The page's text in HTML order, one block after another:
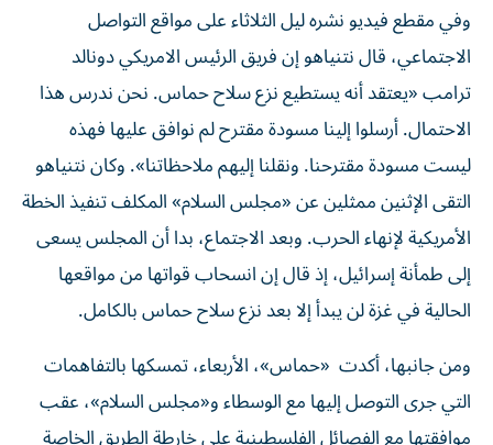
وفي مقطع فيديو نشره ليل الثلاثاء على مواقع التواصل
الاجتماعي، قال نتنياهو إن فريق الرئيس الامريكي دونالد
ترامب «يعتقد أنه يستطيع نزع سلاح حماس. نحن ندرس هذا
الاحتمال. أرسلوا إلينا مسودة مقترح لم نوافق عليها فهذه
ليست مسودة مقترحنا. ونقلنا إليهم ملاحظاتنا». وكان نتنياهو
التقى الإثنين ممثلين عن «مجلس السلام» المكلف تنفيذ الخطة
الأمريكية لإنهاء الحرب. وبعد الاجتماع، بدا أن المجلس يسعى
إلى طمأنة إسرائيل، إذ قال إن انسحاب قواتها من مواقعها
الحالية في غزة لن يبدأ إلا بعد نزع سلاح حماس بالكامل.
ومن جانبها، أكدت «حماس»، الأربعاء، تمسكها بالتفاهمات
التي جرى التوصل إليها مع الوسطاء و«مجلس السلام»، عقب